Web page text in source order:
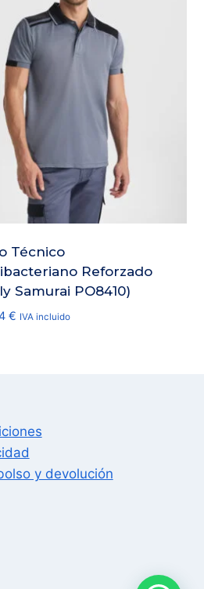
Técnico
Reforzado
Samurai PO8410)
€ IVA incluido
y devolución